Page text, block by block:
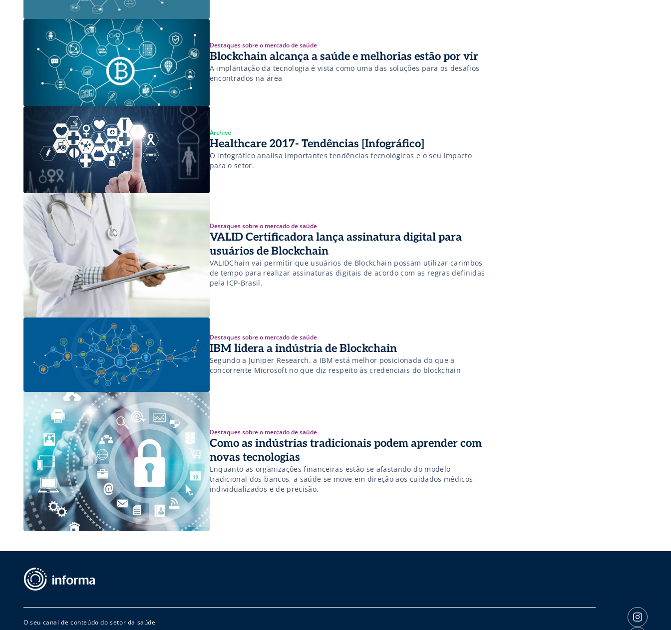
Destaques sobre o mercado de saúde
Blockchain alcança a saúde e melhorias estão por vir
A implantação da tecnologia é vista como uma das soluções para os desafios
encontrados na área
Archive
Healthcare 2017- Tendências [Infográfico]
O infográfico analisa importantes tendências tecnológicas e o seu impacto
para o setor.
Destaques sobre o mercado de saúde
VALID Certificadora lança assinatura digital para
usuários de Blockchain
VALIDChain vai permitir que usuários de Blockchain possam utilizar carimbos
de tempo para realizar assinaturas digitais de acordo com as regras definidas
pela ICP-Brasil.
Destaques sobre o mercado de saúde
IBM lidera a indústria de Blockchain
Segundo a Juniper Research, a IBM está melhor posicionada do que a
concorrente Microsoft no que diz respeito às credenciais do blockchain
Destaques sobre o mercado de saúde
Como as indústrias tradicionais podem aprender com
novas tecnologias
Enquanto as organizações financeiras estão se afastando do modelo
tradicional dos bancos, a saúde se move em direção aos cuidados médicos
individualizados e de precisão.
O seu canal de conteúdo do setor da saúde